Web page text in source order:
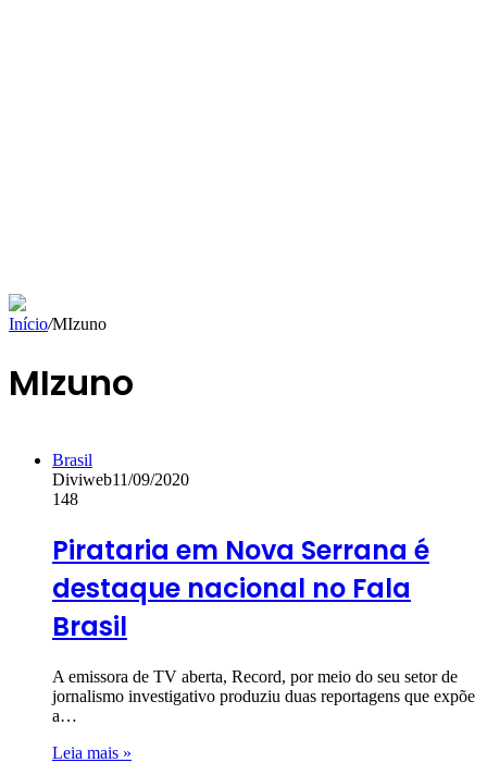
Início/MIzuno
MIzuno
Brasil
Diviweb11/09/2020
148
Pirataria em Nova Serrana é
destaque nacional no Fala
Brasil
A emissora de TV aberta, Record, por meio do seu setor de
jornalismo investigativo produziu duas reportagens que expõe
a…
Leia mais »